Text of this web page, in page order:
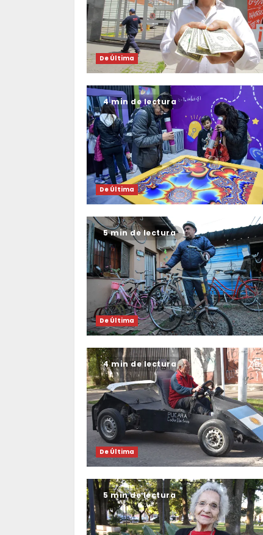
De Última
4 min de lectura
De Última
5 min de lectura
De Última
4 min de lectura
De Última
5 min de lectura